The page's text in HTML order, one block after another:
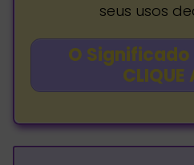
seus usos
O Significado
CLIQUE